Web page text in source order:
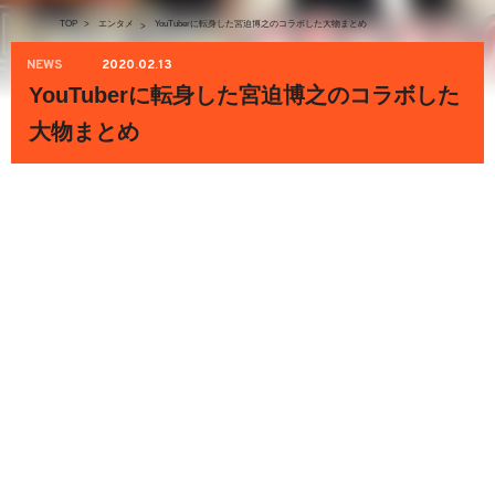
TOP > エンタメ > YouTuberに転身した宮迫博之のコラボした大物まとめ
NEWS 2020.02.13
YouTuberに転身した宮迫博之のコラボした
大物まとめ